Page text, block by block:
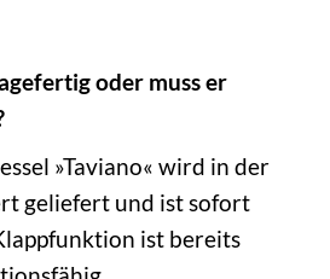
oder muss er
»Taviano« wird in der
geliefert und ist sofort
ist bereits